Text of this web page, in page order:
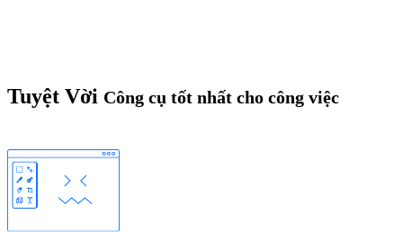
Tuyệt Vời Công cụ tốt nhất cho công việc